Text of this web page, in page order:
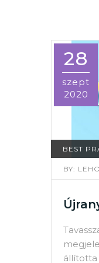
28
szept
2020
BEST
BY:
állította